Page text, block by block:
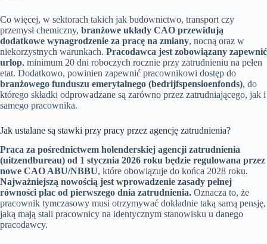
Co więcej, w sektorach takich jak budownictwo, transport czy
przemysł chemiczny, branżowe układy CAO przewidują
dodatkowe wynagrodzenie za pracę na zmiany, nocną oraz w
niekorzystnych warunkach. Pracodawca jest zobowiązany zapewnić
urlop, minimum 20 dni roboczych rocznie przy zatrudnieniu na pełen
etat. Dodatkowo, powinien zapewnić pracownikowi dostęp do
branżowego funduszu emerytalnego (bedrijfspensioenfonds), do
którego składki odprowadzane są zarówno przez zatrudniającego, jak i
samego pracownika.
Jak ustalane są stawki przy pracy przez agencję zatrudnienia?
Praca za pośrednictwem holenderskiej agencji zatrudnienia
(uitzendbureau) od 1 stycznia 2026 roku będzie regulowana przez
nowe CAO ABU/NBBU, które obowiązuje do końca 2028 roku.
Najważniejszą nowością jest wprowadzenie zasady pełnej
równości płac od pierwszego dnia zatrudnienia. Oznacza to, że
pracownik tymczasowy musi otrzymywać dokładnie taką samą pensję,
jaką mają stali pracownicy na identycznym stanowisku u danego
pracodawcy.